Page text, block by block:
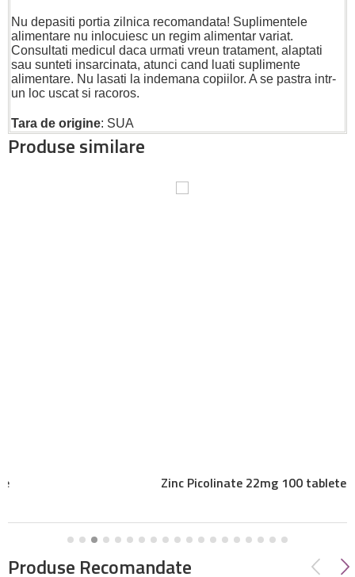
Nu depasiti portia zilnica recomandata! Suplimentele
alimentare nu inlocuiesc un regim alimentar variat.
Consultati medicul daca urmati vreun tratament, alaptati
sau sunteti insarcinata, atunci cand luati suplimente
alimentare. Nu lasati la indemana copiilor. A se pastra intr-
un loc uscat si racoros.
Tara de origine: SUA
Produse similare
Zinc Picolinate 22mg 100 tablete
Produse Recomandate